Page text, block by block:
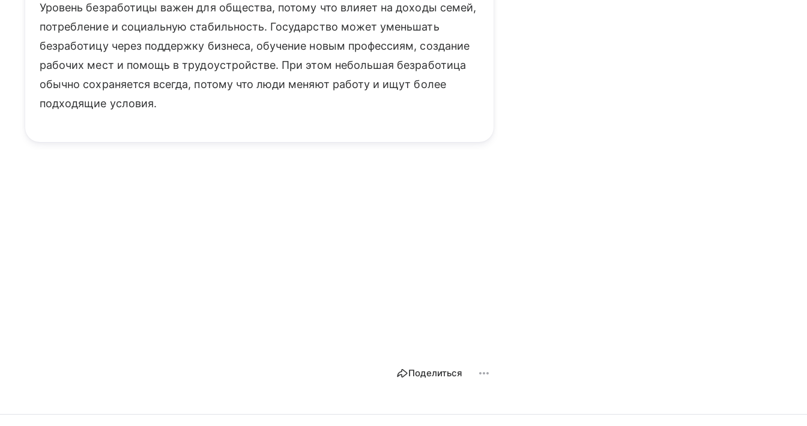
Уровень безработицы важен для общества, потому что влияет на доходы семей,
потребление и социальную стабильность. Государство может уменьшать
безработицу через поддержку бизнеса, обучение новым профессиям, создание
рабочих мест и помощь в трудоустройстве. При этом небольшая безработица
обычно сохраняется всегда, потому что люди меняют работу и ищут более
подходящие условия.
Поделиться